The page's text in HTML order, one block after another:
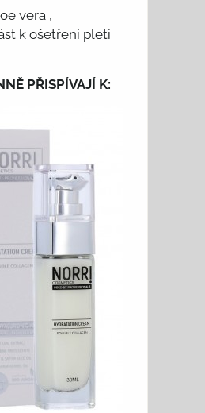
vera ,
k ošetření pleti
PŘISPÍVAJÍ K: